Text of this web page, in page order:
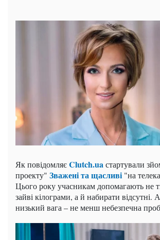
Як повідомляєClutch.uaстартували
проекту" Зважені та щасливі "на
Цього року учасникам допомагають не
зайві кілограми, а й набирати
низький вага – не менш небезпечна